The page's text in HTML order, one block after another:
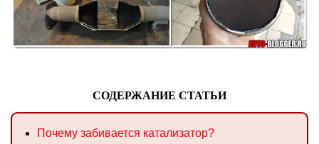
СОДЕРЖАНИЕ СТАТЬИ
Почему забивается катализатор?